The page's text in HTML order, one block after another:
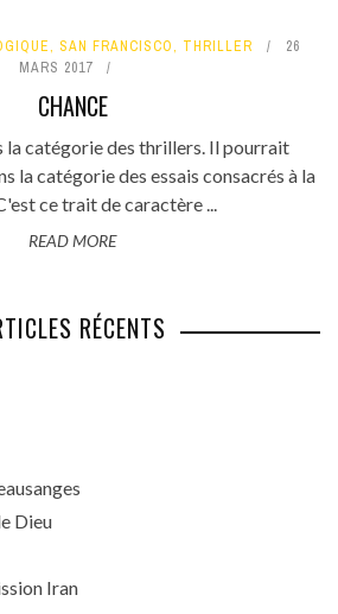
, SAN FRANCISCO, THRILLER
26
MARS 2017
CHANCE
la catégorie des thrillers. Il pourrait
la catégorie des essais consacrés à la
ce trait de caractère ...
READ MORE
RÉCENTS
Dieu
Iran